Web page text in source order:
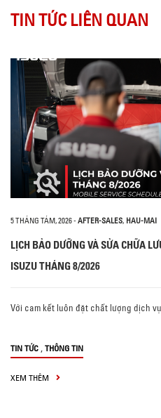
TIN TỨC LIÊN QUAN
5 THÁNG TÁM, 2026- AFTER-SALES, HAU-MAI
LỊCH BẢO DƯỠNG VÀ SỬA CHỮA
ISUZU THÁNG 8/2026
Với cam kết luôn đặt chất lượng dịch
TIN TỨC , THÔNG TIN
XEM THÊM